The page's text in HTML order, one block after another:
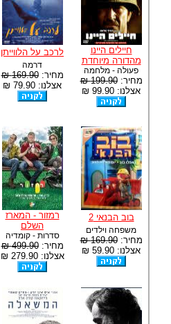
חיילים היינו
מהדורה מיוחדת
פעולה - מלחמה
מחיר:199.90 ₪
אצלנו: 99.90 ₪
לרכב על הלווייתן
דרמה
מחיר:169.90 ₪
אצלנו: 79.90 ₪
בוב הבנאי 2
משפחה וילדים
מחיר:169.90 ₪
אצלנו: 59.90 ₪
רמזור - המארז
השלם
סדרות - קומדיה
מחיר:499.90 ₪
אצלנו: 279.90 ₪